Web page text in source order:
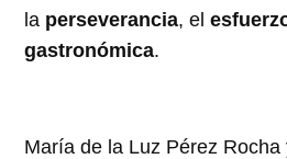
la perseverancia, el
gastronómica.
María de la Luz Pérez Rocha